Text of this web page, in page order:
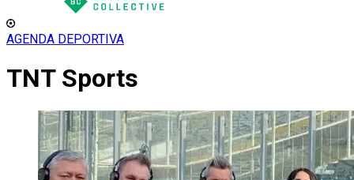
AGENDA DEPORTIVA
TNT Sports